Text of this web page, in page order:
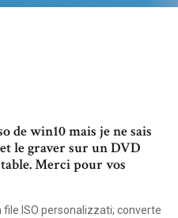
de win10 mais je ne sais
le graver sur un DVD
Merci pour vos
file ISO personalizzati; converte